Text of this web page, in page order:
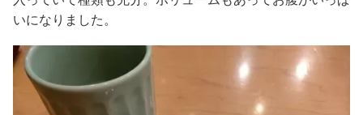
いになりました。